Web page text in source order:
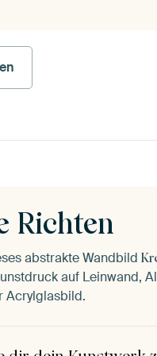
Richten
abstrakte Wandbild
auf Leinwand,
Acrylglasbild.